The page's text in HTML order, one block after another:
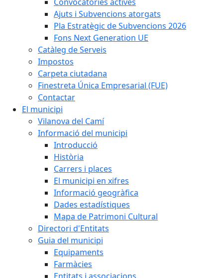
Ajuts i Subvencions atorgats
Pla Estratègic de Subvencions 2026
Fons Next Generation UE
Catàleg de Serveis
Impostos
Carpeta ciutadana
Finestreta Única Empresarial (FUE)
Contactar
El municipi
Vilanova del Camí
Informació del municipi
Introducció
Història
Carrers i places
El municipi en xifres
Informació geogràfica
Dades estadístiques
Mapa de Patrimoni Cultural
Directori d'Entitats
Guia del municipi
Equipaments
Farmàcies